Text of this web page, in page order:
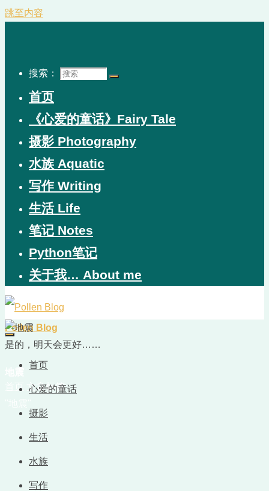
跳至内容
搜索：
首页
《心爱的童话》Fairy Tale
摄影 Photography
水族 Aquatic
写作 Writing
生活 Life
笔记 Notes
Python笔记
关于我… About me
Pollen Blog
是的，明天会更好……
首页
心爱的童话
摄影
生活
水族
写作
首页
文章标签